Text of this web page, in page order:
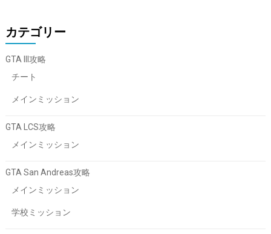
カテゴリー
GTA III攻略
チート
メインミッション
GTA LCS攻略
メインミッション
GTA San Andreas攻略
メインミッション
学校ミッション